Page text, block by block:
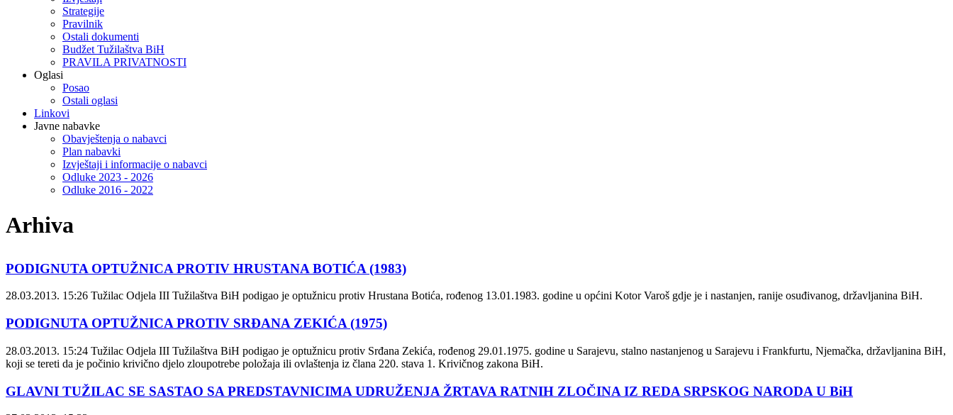
Strategije
Pravilnik
Ostali dokumenti
Budžet Tužilaštva BiH
PRAVILA PRIVATNOSTI
Oglasi
Posao
Ostali oglasi
Linkovi
Javne nabavke
Obavještenja o nabavci
Plan nabavki
Izvještaji i informacije o nabavci
Odluke 2023 - 2026
Odluke 2016 - 2022
Arhiva
PODIGNUTA OPTUŽNICA PROTIV HRUSTANA BOTIĆA (1983)
28.03.2013. 15:26 Tužilac Odjela III Tužilaštva BiH podigao je optužnicu protiv Hrustana Botića, rođenog 13.01.1983. godine u općini Kotor Varoš gdje je i nastanjen, ranije osuđivanog, državljanina BiH.
PODIGNUTA OPTUŽNICA PROTIV SRĐANA ZEKIĆA (1975)
28.03.2013. 15:24 Tužilac Odjela III Tužilaštva BiH podigao je optužnicu protiv Srđana Zekića, rođenog 29.01.1975. godine u Sarajevu, stalno nastanjenog u Sarajevu i Frankfurtu, Njemačka, državljanina BiH,
koji se tereti da je počinio krivično djelo zloupotrebe položaja ili ovlaštenja iz člana 220. stavа 1. Krivičnog zakona BiH.
GLAVNI TUŽILAC SE SASTAO SA PREDSTAVNICIMA UDRUŽENJA ŽRTAVA RATNIH ZLOČINA IZ REDA SRPSKOG NARODA U BiH